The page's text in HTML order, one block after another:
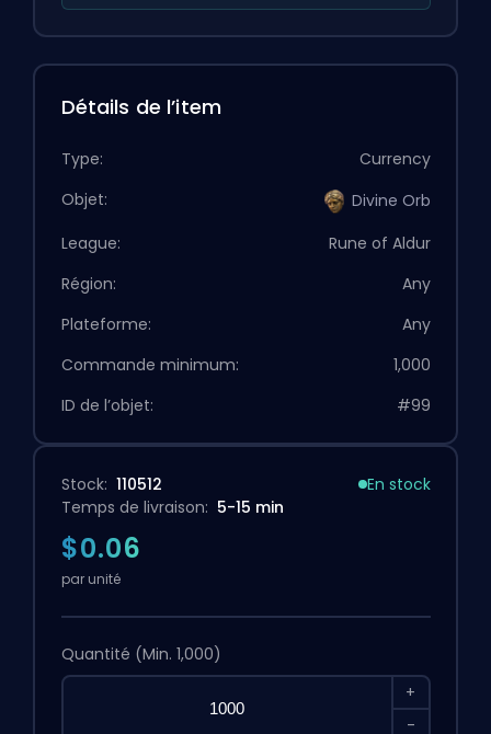
Détails de l’item
Type:
Currency
Objet:
Divine Orb
League:
Rune of Aldur
Région:
Any
Plateforme:
Any
Commande minimum:
1,000
ID de l’objet:
#99
Stock: 110512
En stock
Temps de livraison: 5-15 min
$0.06
par unité
Quantité (Min. 1,000)
+
-